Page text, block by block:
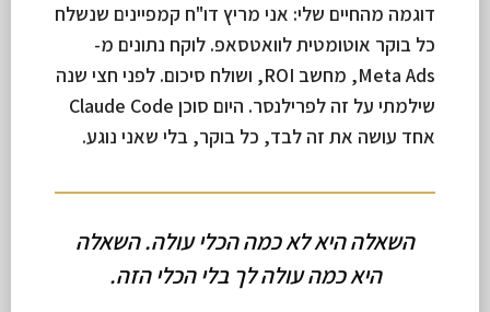
דוגמה מהחיים שלי: אני מריץ דו"ח קמפיינים שנשלח
כל בוקר אוטומטית לוואטסאפ. לוקח נתונים מ-
Meta Ads, מחשב ROI, ושולח סיכום. לפני חצי שנה
שילמתי על זה לפרילנסר. היום סוכן Claude Code
אחד עושה את זה לבד, כל בוקר, בלי שאני נוגע.
השאלה היא לא כמה הכלי עולה. השאלה
היא כמה עולה לך בלי הכלי הזה.